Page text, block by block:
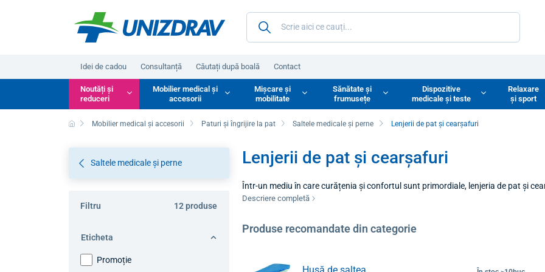
Idei de cadou Consultanță Căutați după boală Contact
Noutăți și
reduceri
Mobilier medical și
accesorii
Mișcare și
mobilitate
Sănătate și
frumusețe
Dispozitive
medicale și teste
Relaxare
și sport
Mobilier medical și accesorii Paturi și îngrijire la pat Saltele medicale și perne Lenjerii de pat și cearșafuri
Saltele medicale și perne
Filtru 12 produse
Eticheta
Promoție
Lenjerii de pat și cearșafuri
Într-un mediu în care curățenia și confortul sunt primordiale, lenjeria de pat și
lenjeria de uz casnic obișnuită, aceste produse sunt concepute să reziste la o
sănătoasă de calitate.
Descriere completă
Produse recomandate din categorie